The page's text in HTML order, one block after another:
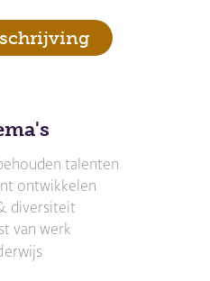
talenten
ontwikkelen
diversiteit
van werk